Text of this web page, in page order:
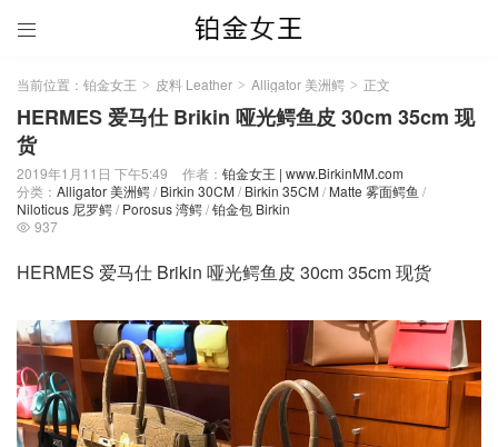

当前位置： 铂金女王 > 皮料 Leather > Alligator 美洲鳄 > 正文
HERMES 爱马仕 Brikin 哑光鳄鱼皮 30cm 35cm 现
货
2019年1月11日 下午5:49 作者： 铂金女王 | www.BirkinMM.com
分类： Alligator 美洲鳄/ Birkin 30CM/ Birkin 35CM/ Matte 雾面鳄鱼 /
Niloticus 尼罗鳄/ Porosus 湾鳄/铂金包 Birkin
 937
HERMES 爱马仕 Brikin 哑光鳄鱼皮 30cm 35cm 现货